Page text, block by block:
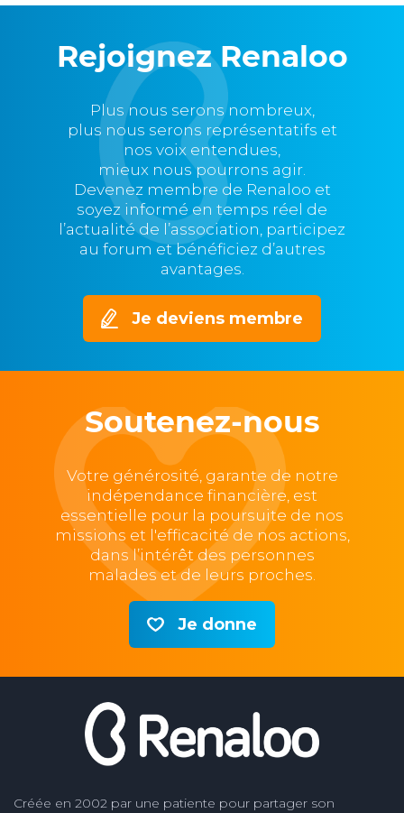
Rejoignez Renaloo
Plus nous serons nombreux,
plus nous serons représentatifs et
nos voix entendues,
mieux nous pourrons agir.
Devenez membre de Renaloo et
soyez informé en temps réel de
l’actualité de l’association, participez
au forum et bénéficiez d’autres
avantages.
Je deviens membre
Soutenez-nous
Votre générosité, garante de notre
indépendance financière, est
essentielle pour la poursuite de nos
missions et l'efficacité de nos actions,
dans l’intérêt des personnes
malades et de leurs proches.
Je donne
Créée en 2002 par une patiente pour partager son